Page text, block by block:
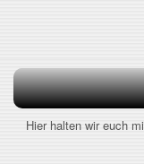
Hier halten wir euch